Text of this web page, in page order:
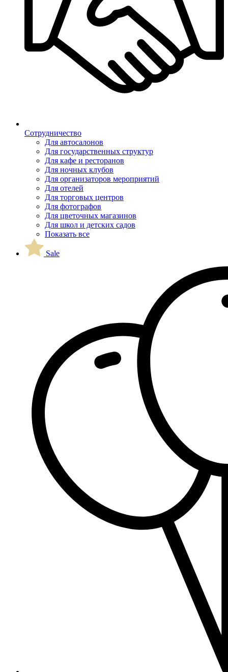
Сотрудничество
Для автосалонов
Для государственных структур
Для кафе и ресторанов
Для ночных клубов
Для организаторов мероприятий
Для отелей
Для торговых центров
Для фотографов
Для цветочных магазинов
Для школ и детских садов
Показать все
Sale